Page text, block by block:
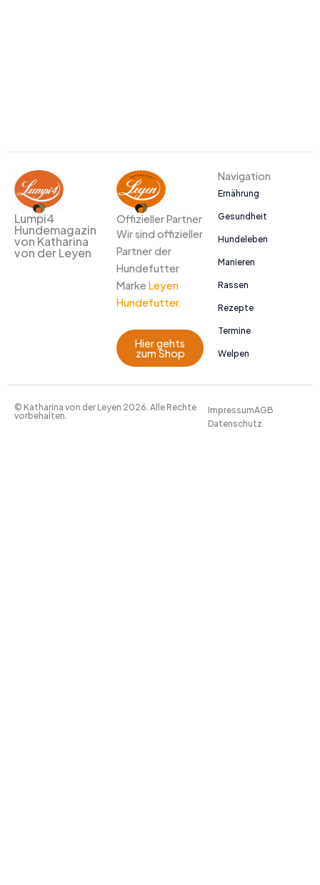
Lumpi4
Hundemagazin
von Katharina
von der Leyen
Offizieller Partner
Wir sind offizieller
Partner der
Hundefutter
Marke Leyen
Hundefutter.
Hier gehts
zum Shop
Navigation
Ernährung
Gesundheit
Hundeleben
Manieren
Rassen
Rezepte
Termine
Welpen
© Katharina von der Leyen 2026. Alle Rechte
vorbehalten.
ImpressumAGB
Datenschutz